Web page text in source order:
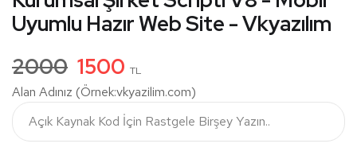
Uyumlu Hazır Web Site - Vkyazılım
2000 1500 TL
Alan Adınız (Örnek:vkyazilim.com)